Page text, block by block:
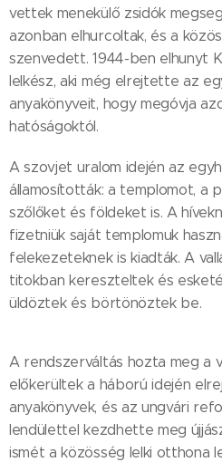
vettek menekülő zsidók
azonban elhurcoltak, és a
szenvedett. 1944-ben elhunyt
lelkész, aki még elrejtette az
anyakönyveit, hogy megóvja
hatóságoktól.
A szovjet uralom idején az
államosították: a templomot, a
szőlőket és földeket is. A
fizetniük saját templomuk
felekezeteknek is kiadták. A
titokban kereszteltek és
üldöztek és börtönöztek be.
A rendszerváltás hozta meg a
előkerültek a háború idején
anyakönyvek, és az ungvári
lendülettel kezdhette meg
ismét a közösség lelki otthona